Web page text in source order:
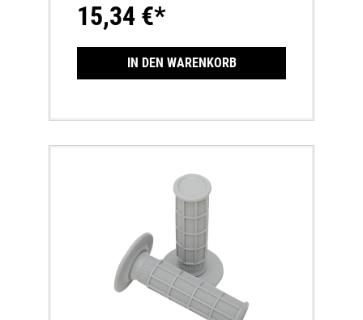
15,34 €*
IN DEN WARENKORB